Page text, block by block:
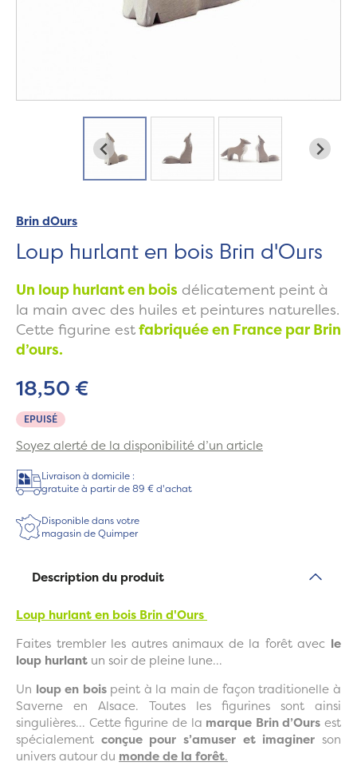
Brin dOurs
Loup hurlant en bois Brin d'Ours
Un loup hurlant en bois délicatement peint à
la main avec des huiles et peintures naturelles.
Cette figurine estfabriquée en France par Brin
d’ours.
EPUISÉ
18,50 €
Soyez alerté de la disponibilité d’un article
Livraison à domicile :
gratuite à partir de 89 € d'achat
Disponible dans votre
magasin de Quimper
Description du produit
Loup hurlant en bois Brin d'Ours
Faites trembler les autres animaux de la forêt avec le
loup hurlant un soir de pleine lune...
Un loup en boispeint à la main de façon traditionelle à
Saverne en Alsace. Toutes les figurines sont ainsi
singulières... Cette figurine de la marque Brin d’Ours est
spécialement conçue pour s’amuser et imaginer son
univers autour du monde de la forêt.